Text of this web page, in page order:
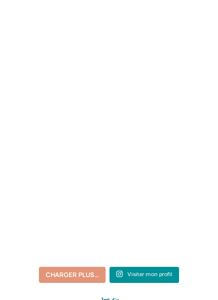
CHARGER PLUS… Visiter mon profil